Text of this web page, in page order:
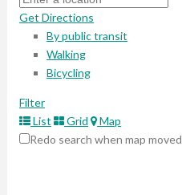
Get Directions
By public transit
Walking
Bicycling
Filter
List
Grid
Map
Redo search when map moved